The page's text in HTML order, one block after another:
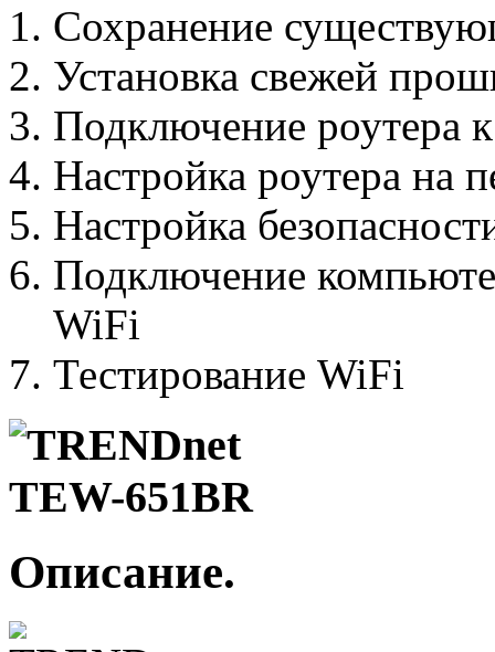
Сохранение
Установка свежей
Подключение роутера
Настройка роутера на
Настройка
Подключение
WiFi
Тестирование WiFi
Описание.